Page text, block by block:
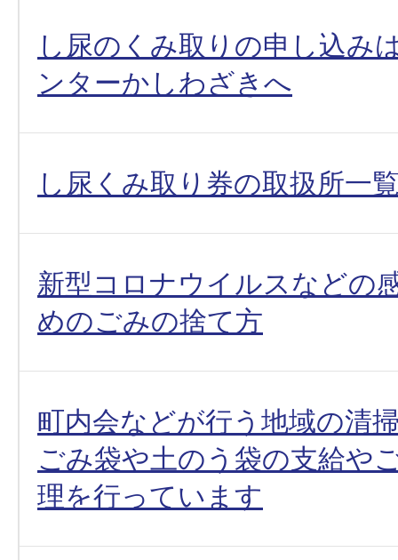
し尿のくみ取りの申し込み
ンターかしわざきへ
し尿くみ取り券の取扱所一
新型コロナウイルスなどの
めのごみの捨て方
町内会などが行う地域の清
ごみ袋や土のう袋の支給や
理を行っています